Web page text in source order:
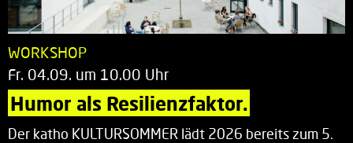
WORKSHOP
Fr. 04.09. um 10.00 Uhr
Humor als Resilienzfaktor.
Der katho KULTURSOMMER lädt 2026 bereits zum 5.